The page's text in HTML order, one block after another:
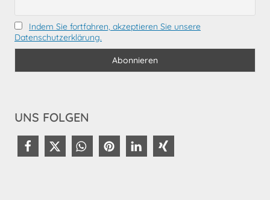
Indem Sie fortfahren, akzeptieren Sie unsere
Datenschutzerklärung.
UNS FOLGEN